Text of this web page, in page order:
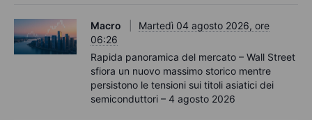
Macro
Martedì 04 agosto 2026, ore
06:26
Rapida panoramica del mercato – Wall Street
sfiora un nuovo massimo storico mentre
persistono le tensioni sui titoli asiatici dei
semiconduttori – 4 agosto 2026